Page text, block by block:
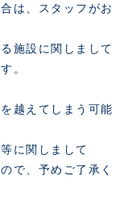
は、スタッフがお
施設に関しまして
。
越えてしまう可能
に関しまして
で、予めご了承く